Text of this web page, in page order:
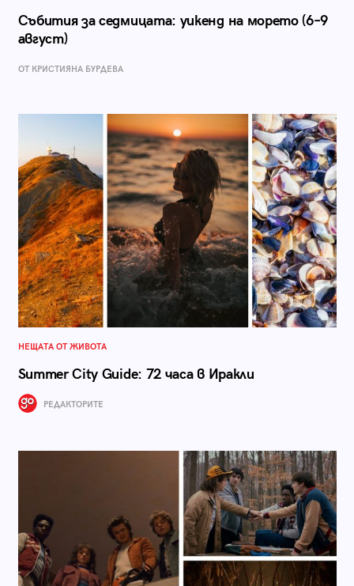
Събития за седмицата: уикенд на морето (6–9
август)
ОТ КРИСТИЯНА БУРДЕВА
НЕЩАТА ОТ ЖИВОТА
Summer City Guide: 72 часа в Иракли
РЕДАКТОРИТЕ